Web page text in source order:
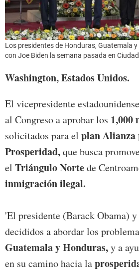
Los presidentes de Honduras, Guatemala
con Joe Biden la semana pasada en
Washington, Estados Unidos.
El vicepresidente
al Congreso a aprobar los 1,000
solicitados para el plan Alianza
Prosperidad,que busca
el Triángulo Nortede
inmigración ilegal.
'El presidente (Barack Obama) y
decididos a abordar los
Guatemala y Honduras,y a
en su camino hacia la